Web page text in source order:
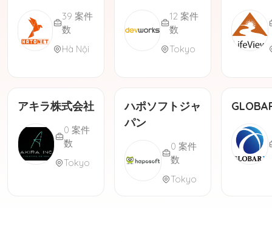
39 案件
数
Hà Nội
12 案件
数
Tokyo
アキラ株式会社
0 案件
数
Tokyo
ハポソフトジャ
パン
0 案件
数
Tokyo